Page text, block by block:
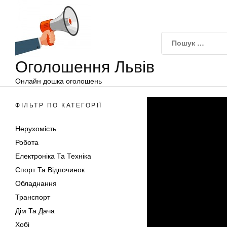
Оголошення Львів
Онлайн дошка оголошень
ФІЛЬТР ПО КАТЕГОРІЇ
Нерухомість
Робота
Електроніка Та Техніка
Спорт Та Відпочинок
Обладнання
Транспорт
Дім Та Дача
Хобі